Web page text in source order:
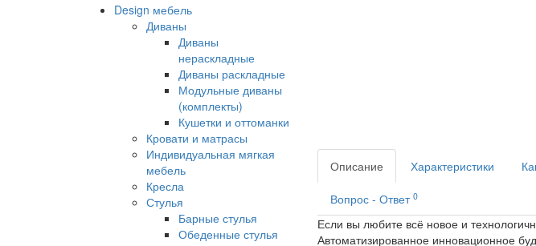
Design мебель
Диваны
Диваны
нераскладные
Диваны раскладные
Модульные диваны
(комплекты)
Кушетки и оттоманки
Кровати и матрасы
Индивидуальная мягкая
мебель
Кресла
Стулья
Барные стулья
Обеденные стулья
Описание Характеристики
Вопрос - Ответ 0
Если вы любите всё новое и
Автоматизированное инновационное